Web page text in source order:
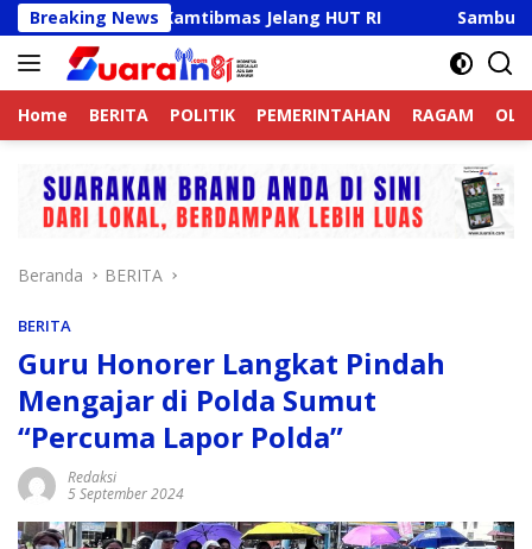
Langsung
ke
konten
Breaking News
Kamtibmas Jelang HUT RI Sambut HUT RI Ke-
Home BERITA POLITIK PEMERINTAHAN RAGAM
Beranda BERITA
BERITA
Guru Honorer Langkat Pindah
Mengajar di Polda Sumut
“Percuma Lapor Polda”
Redaksi
5 September 2024